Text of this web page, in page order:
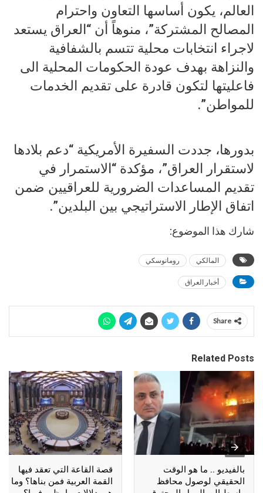
العالم، يكون أساسها التعاون واحترام
المصالح المشتركة”، منوهاً أن “العراق يستعد
لاجراء انتخابات محلية تتسم بالشفافية
والنزاهة بهدف عودة الحكومات المحلية الى
فاعليتها لتكون قادرة على تقديم الخدمات
للمواطن”.
بدورها، جددت السفيرة الأمريكية “دعم بلادها
لاستقرار العراق”، مؤكدة “الاستمرار في
تقديم المساعدات الضرورية للعراقيين ضمن
اتفاق الإطار الاستراتيجي بين البلدين”.
شارك هذا الموضوع:
المالكي رومانوسكي
أخبار العراق
Share
Related Posts
بالفيديو .. ما هو الوقت
الحقيقي لوصول محافظ
قصة القاعة التي تعقد فيها
القمة العربية فمن بناها؟ وما